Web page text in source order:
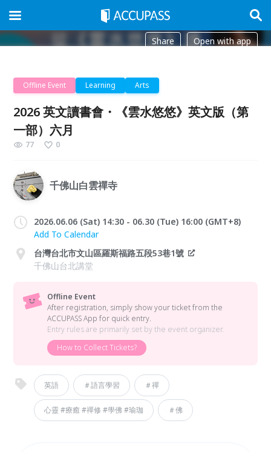
Share Open with app
Offline Event Learning Arts
2026 英文讀書會・《雲水悠悠》英文版（第
一部）六月
77 0
千佛山白雲禪寺
2026.06.06 (Sat) 14:30 - 06.30 (Tue) 16:00 (GMT+8)
Add To Calendar
台灣台北市文山區羅斯福路五段53巷1號
千佛山台北講堂
Offline Event
After registration, simply show your ticket from the
ACCUPASS App for quick entry.
Entry rules are primarily set by the event organizer.
How to Collect Tickets?
英語 ＃語言學習 ＃禪
心靈 #療癒 #禪修 #學佛 #瑜珈 ＃佛